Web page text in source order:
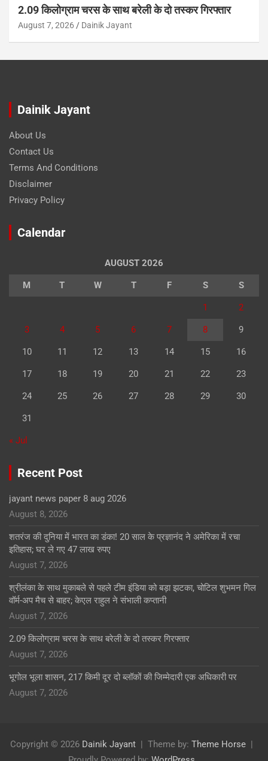
2.09 किलोग्राम चरस के साथ बरेली के दो तस्कर गिरफ्तार
August 7, 2026 Dainik Jayant
Dainik Jayant
About Us
Contact Us
Terms And Conditions
Disclaimer
Privacy Policy
Calendar
AUGUST 2026
M T W T F S S
1 2
3 4 5 6 7 8 9
10 11 12 13 14 15 16
17 18 19 20 21 22 23
24 25 26 27 28 29 30
31
« Jul
Recent Post
jayant news paper 8 aug 2026
August 8, 2026
शतरंज की दुनिया में भारत का डंका! 20 साल के प्रज्ञानंद ने अमेरिका में रचा
इतिहास; घर ले गए 47 लाख रुपए
August 7, 2026
श्रीलंका के साथ मुकाबले से पहले टीम इंडिया को बड़ा झटका, चोटिल शुभमन गिल
वॉर्म-अप मैच से बाहर; केएल राहुल ने संभाली कप्तानी
August 7, 2026
2.09 किलोग्राम चरस के साथ बरेली के दो तस्कर गिरफ्तार
August 7, 2026
भूगोल भूला शासन, 217 किमी दूर दो ब्लॉकों की जिम्मेदारी एक अधिकारी पर
August 7, 2026
Copyright © 2026 Dainik Jayant Theme by: Theme Horse